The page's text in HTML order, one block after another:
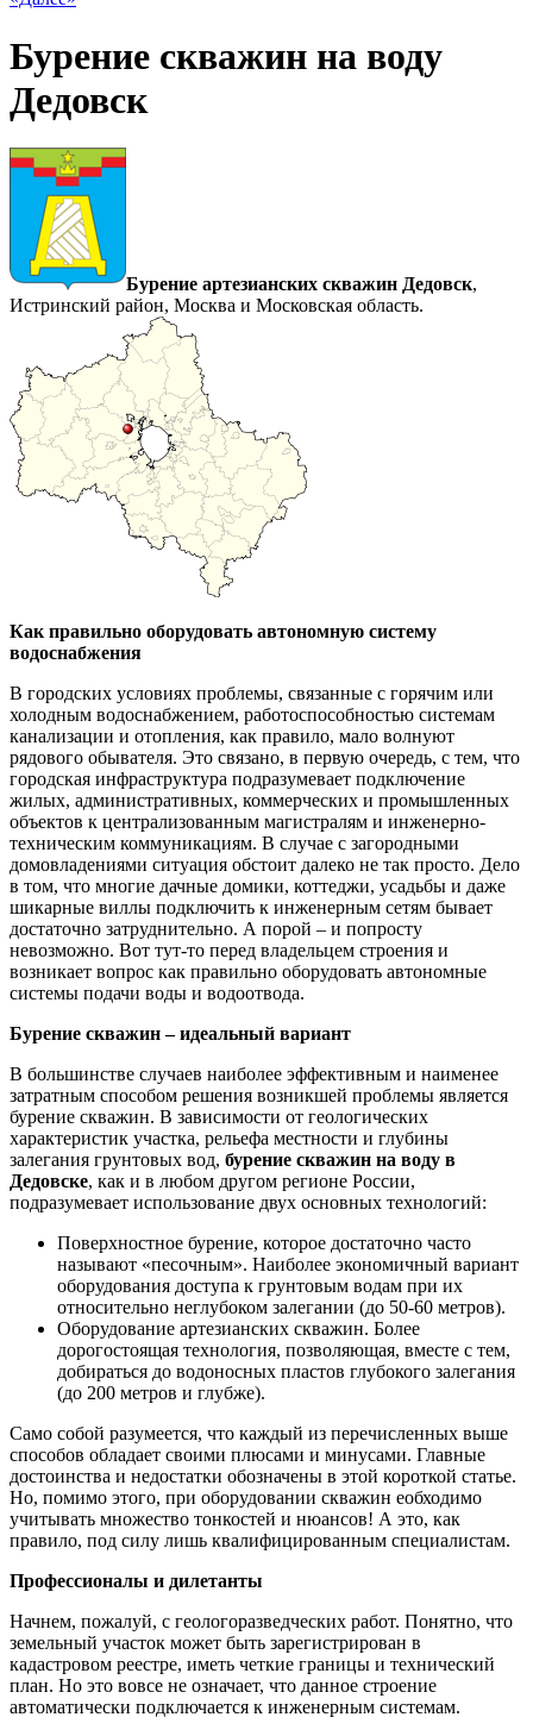
Бурение скважин на воду
Дедовск
Бурение артезианских скважин Дедовск,
Истринский район, Москва и Московская область.
Как правильно оборудовать автономную систему
водоснабжения
В городских условиях проблемы, связанные с горячим или
холодным водоснабжением, работоспособностью системам
канализации и отопления, как правило, мало волнуют
рядового обывателя. Это связано, в первую очередь, с тем, что
городская инфраструктура подразумевает подключение
жилых, административных, коммерческих и промышленных
объектов к централизованным магистралям и инженерно-
техническим коммуникациям. В случае с загородными
домовладениями ситуация обстоит далеко не так просто. Дело
в том, что многие дачные домики, коттеджи, усадьбы и даже
шикарные виллы подключить к инженерным сетям бывает
достаточно затруднительно. А порой – и попросту
невозможно. Вот тут-то перед владельцем строения и
возникает вопрос как правильно оборудовать автономные
системы подачи воды и водоотвода.
Бурение скважин – идеальный вариант
В большинстве случаев наиболее эффективным и наименее
затратным способом решения возникшей проблемы является
бурение скважин. В зависимости от геологических
характеристик участка, рельефа местности и глубины
залегания грунтовых вод, бурение скважин на воду в
Дедовске, как и в любом другом регионе России,
подразумевает использование двух основных технологий:
Поверхностное бурение, которое достаточно часто
называют «песочным». Наиболее экономичный вариант
оборудования доступа к грунтовым водам при их
относительно неглубоком залегании (до 50-60 метров).
Оборудование артезианских скважин. Более
дорогостоящая технология, позволяющая, вместе с тем,
добираться до водоносных пластов глубокого залегания
(до 200 метров и глубже).
Само собой разумеется, что каждый из перечисленных выше
способов обладает своими плюсами и минусами. Главные
достоинства и недостатки обозначены в этой короткой статье.
Но, помимо этого, при оборудовании скважин еобходимо
учитывать множество тонкостей и нюансов! А это, как
правило, под силу лишь квалифицированным специалистам.
Профессионалы и дилетанты
Начнем, пожалуй, с геологоразведческих работ. Понятно, что
земельный участок может быть зарегистрирован в
кадастровом реестре, иметь четкие границы и технический
план. Но это вовсе не означает, что данное строение
автоматически подключается к инженерным системам.